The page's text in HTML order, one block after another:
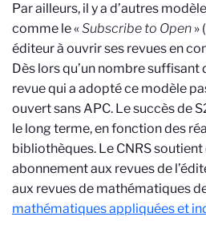
Par ailleurs, il y a d’autres
comme le «Subscribe to Open »
éditeur à ouvrir ses revues en
Dès lors qu’un nombre suffisant
revue qui a adopté ce modèle
ouvert sans APC. Le succès de
le long terme, en fonction des
bibliothèques. Le CNRS
abonnement aux revues de
aux revues de mathématiques
mathématiques appliquées et